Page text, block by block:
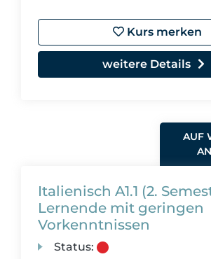
Kurs merken
weitere Details
AUF
Italienisch A1.1 (2.
Lernende mit geringen
Vorkenntnissen
Status: